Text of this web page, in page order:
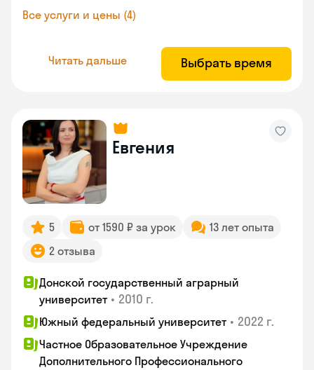
Все услуги и цены (4)
Читать дальше Выбрать время
Евгения
5 от 1590 ₽ за урок
13 лет опыта
2 отзыва
Донской государственный аграрный
университет • 2010 г.
Южный федеральный университет • 2022 г.
Частное Образовательное Учреждение
Дополнительного Профессионального